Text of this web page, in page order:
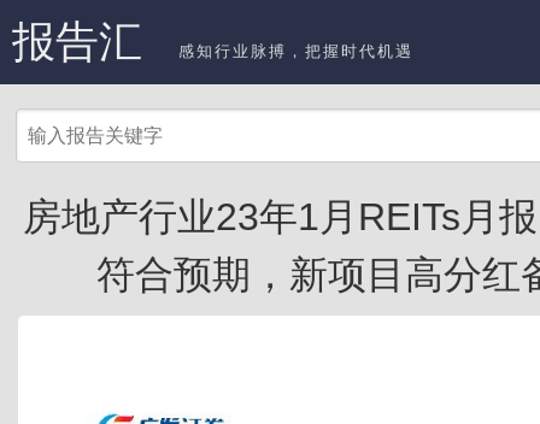
报告汇 感知行业脉搏，把握时代机遇
房地产行业23年1月REITs月
符合预期，新项目高分红